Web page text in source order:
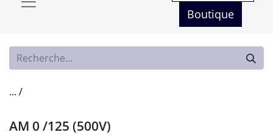
Boutique
... /
AM 0 /125 (500V)